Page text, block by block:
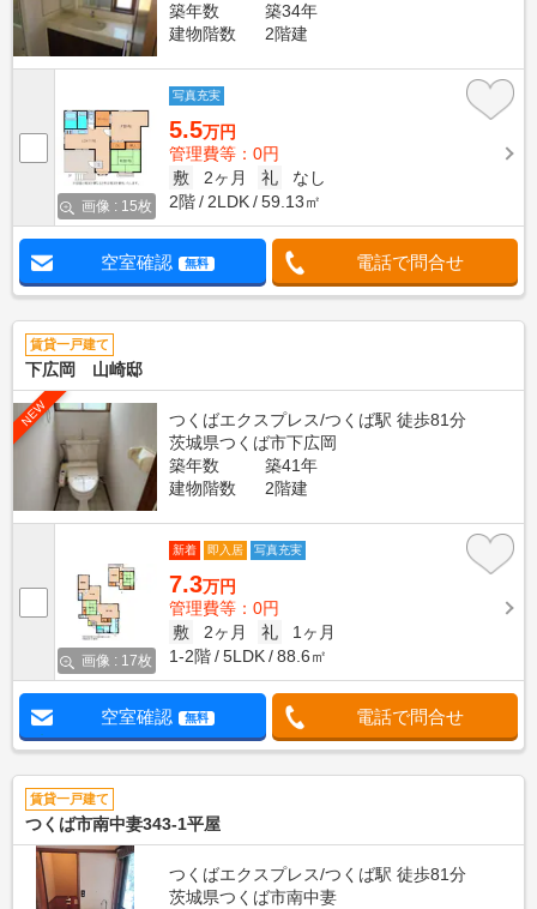
築年数
築34年
建物階数
2階建
画像 : 15枚
写真充実
5.5万円
管理費等：0円
敷
2ヶ月 礼
なし
2階
2LDK 59.13㎡
空室確認 無料 電話で問合せ
賃貸一戸建て
下広岡 山崎邸
NEW
つくばエクスプレス/つくば駅 徒歩81分
茨城県つくば市下広岡
築年数
築41年
建物階数
2階建
画像 : 17枚
新着 即入居 写真充実
7.3万円
管理費等：0円
敷
2ヶ月 礼
1ヶ月
1-2階
5LDK 88.6㎡
空室確認 無料 電話で問合せ
賃貸一戸建て
つくば市南中妻343-1平屋
つくばエクスプレス/つくば駅 徒歩81分
茨城県つくば市南中妻